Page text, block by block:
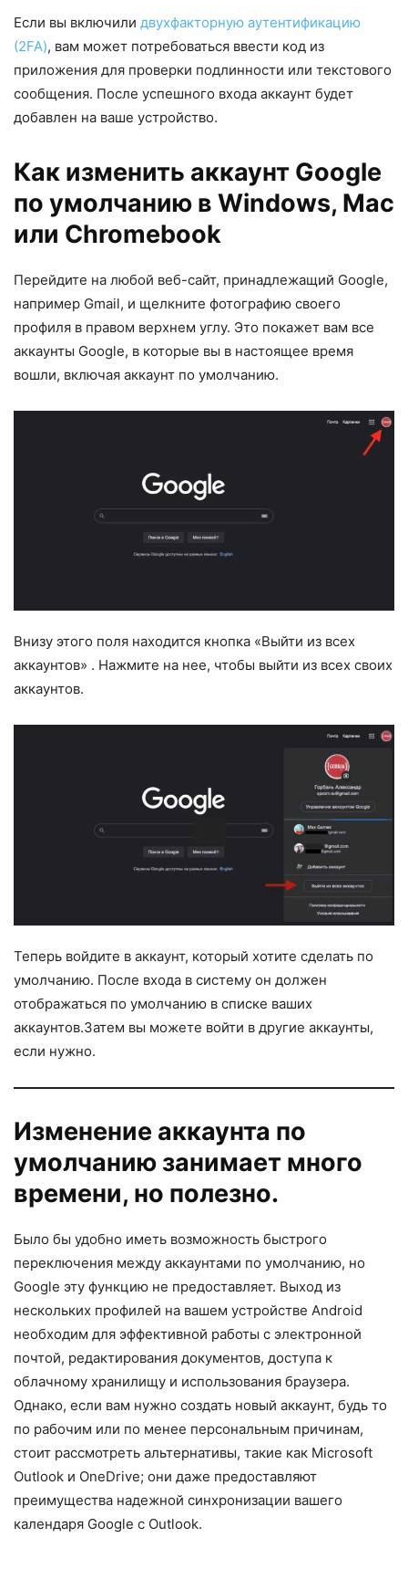
Если вы включили двухфакторную аутентификацию
(2FA), вам может потребоваться ввести код из
приложения для проверки подлинности или текстового
сообщения. После успешного входа аккаунт будет
добавлен на ваше устройство.
Как изменить аккаунт Google
по умолчанию в Windows, Mac
или Chromebook
Перейдите на любой веб-сайт, принадлежащий Google,
например Gmail, и щелкните фотографию своего
профиля в правом верхнем углу. Это покажет вам все
аккаунты Google, в которые вы в настоящее время
вошли, включая аккаунт по умолчанию.
Внизу этого поля находится кнопка «Выйти из всех
аккаунтов» . Нажмите на нее, чтобы выйти из всех своих
аккаунтов.
Теперь войдите в аккаунт, который хотите сделать по
умолчанию. После входа в систему он должен
отображаться по умолчанию в списке ваших
аккаунтов.Затем вы можете войти в другие аккаунты,
если нужно.
Изменение аккаунта по
умолчанию занимает много
времени, но полезно.
Было бы удобно иметь возможность быстрого
переключения между аккаунтами по умолчанию, но
Google эту функцию не предоставляет. Выход из
нескольких профилей на вашем устройстве Android
необходим для эффективной работы с электронной
почтой, редактирования документов, доступа к
облачному хранилищу и использования браузера.
Однако, если вам нужно создать новый аккаунт, будь то
по рабочим или по менее персональным причинам,
стоит рассмотреть альтернативы, такие как Microsoft
Outlook и OneDrive; они даже предоставляют
преимущества надежной синхронизации вашего
календаря Google с Outlook.